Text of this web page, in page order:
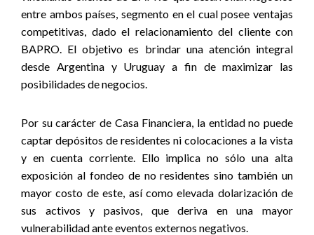
entre ambos países, segmento en el cual posee ventajas
competitivas, dado el relacionamiento del cliente con
BAPRO. El objetivo es brindar una atención integral
desde Argentina y Uruguay a fin de maximizar las
posibilidades de negocios.
Por su carácter de Casa Financiera, la entidad no puede
captar depósitos de residentes ni colocaciones a la vista
y en cuenta corriente. Ello implica no sólo una alta
exposición al fondeo de no residentes sino también un
mayor costo de este, así como elevada dolarización de
sus activos y pasivos, que deriva en una mayor
vulnerabilidad ante eventos externos negativos.